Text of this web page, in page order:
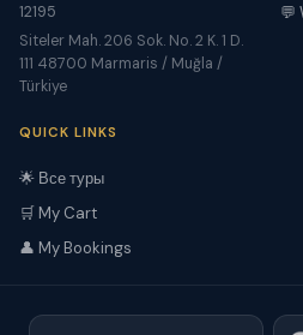
12195
Siteler Mah. 206 Sok. No. 2 K. 1 D.
111 48700 Marmaris / Muğla /
Türkiye
💬
QUICK LINKS
🌟 Все туры
🛒 My Cart
👤 My Bookings